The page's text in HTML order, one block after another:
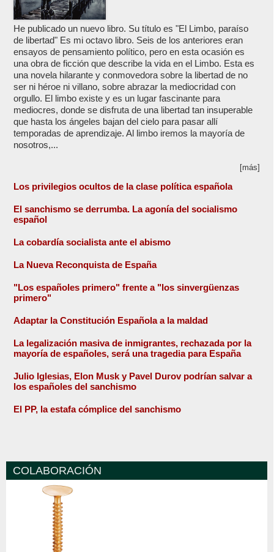
He publicado un nuevo libro. Su título es "El Limbo, paraíso
de libertad" Es mi octavo libro. Seis de los anteriores eran
ensayos de pensamiento político, pero en esta ocasión es
una obra de ficción que describe la vida en el Limbo. Esta es
una novela hilarante y conmovedora sobre la libertad de no
ser ni héroe ni villano, sobre abrazar la mediocridad con
orgullo. El limbo existe y es un lugar fascinante para
mediocres, donde se disfruta de una libertad tan insuperable
que hasta los ángeles bajan del cielo para pasar allí
temporadas de aprendizaje. Al limbo iremos la mayoría de
nosotros,...
[más]
Los privilegios ocultos de la clase política española
El sanchismo se derrumba. La agonía del socialismo
español
La cobardía socialista ante el abismo
La Nueva Reconquista de España
"Los españoles primero" frente a "los sinvergüenzas
primero"
Adaptar la Constitución Española a la maldad
La legalización masiva de inmigrantes, rechazada por la
mayoría de españoles, será una tragedia para España
Julio Iglesias, Elon Musk y Pavel Durov podrían salvar a
los españoles del sanchismo
El PP, la estafa cómplice del sanchismo
COLABORACIÓN